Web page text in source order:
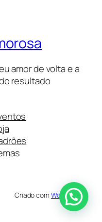
amor de volta e a
resultado
Criado com WordPress